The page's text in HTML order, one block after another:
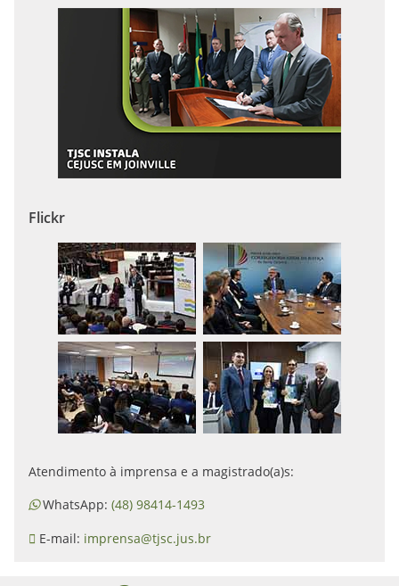
Flickr
Atendimento à imprensa e a magistrado(a)s:
WhatsApp: (48) 98414-1493
E-mail: imprensa@tjsc.jus.br